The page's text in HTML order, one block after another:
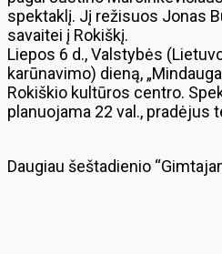
spektaklį. Jį režisuos Jonas
savaitei į Rokiškį.
Liepos 6 d., Valstybės
karūnavimo) dieną,
Rokiškio kultūros centro.
planuojama 22 val., pradėjus
Daugiau šeštadienio